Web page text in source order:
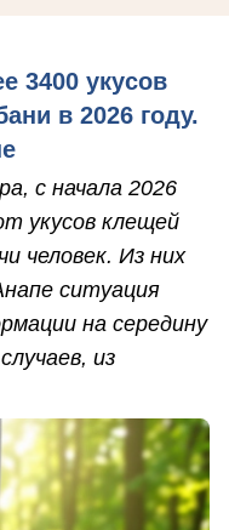
3400 укусов
в 2026 году.
с начала 2026
укусов клещей
человек. Из них
ситуация
на середину
из